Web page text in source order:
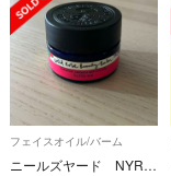
フェイスオイル/バーム
ニールズヤード NYR ビューティバーム 15g WR